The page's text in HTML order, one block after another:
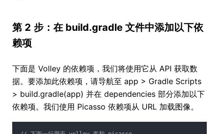
第 2 步：在 build.gradle 文件中添加以下依
赖项
下面是 Volley 的依赖项，我们将使用它从 API 获取数
据。要添加此依赖项，请导航至 app > Gradle Scripts
> build.gradle(app) 并在 dependencies 部分添加以下
依赖项。我们使用 Picasso 依赖项从 URL 加载图像。